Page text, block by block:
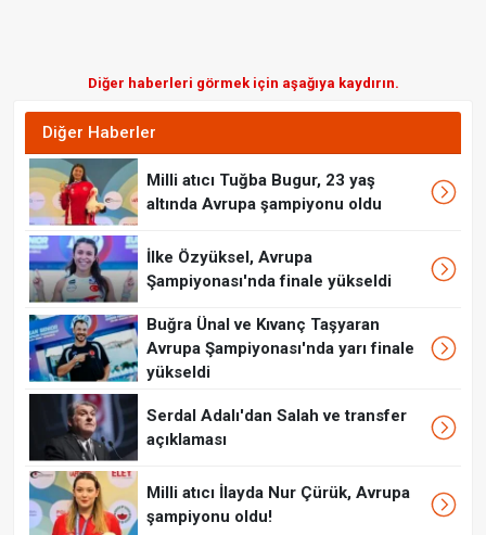
Diğer haberleri görmek için aşağıya kaydırın.
Diğer Haberler
Milli atıcı Tuğba Bugur, 23 yaş
altında Avrupa şampiyonu oldu
İlke Özyüksel, Avrupa
Şampiyonası'nda finale yükseldi
Buğra Ünal ve Kıvanç Taşyaran
Avrupa Şampiyonası'nda yarı finale
yükseldi
Serdal Adalı'dan Salah ve transfer
açıklaması
Milli atıcı İlayda Nur Çürük, Avrupa
şampiyonu oldu!